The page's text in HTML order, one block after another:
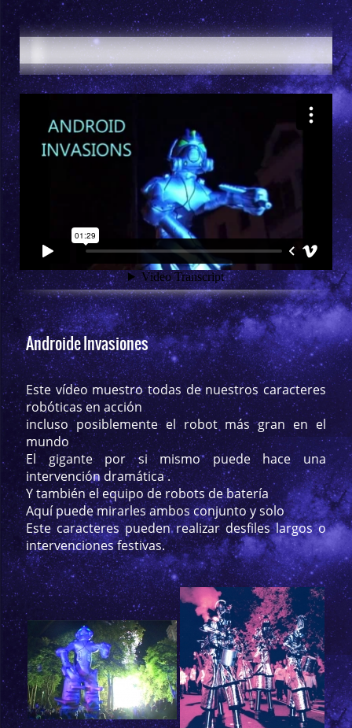
Androide Invasiones
Este vídeo muestro todas de nuestros caracteres
robóticas en acción
incluso posiblemente el robot más gran en el
mundo
El gigante por si mismo puede hace una
intervención dramática .
Y también el equipo de robots de batería
Aquí puede mirarles ambos conjunto y solo
Este caracteres pueden realizar desfiles largos o
intervenciones festivas.